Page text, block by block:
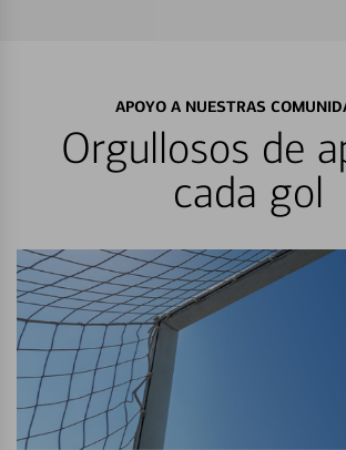
APOYO A NUESTRAS
Orgullosos de
cada gol